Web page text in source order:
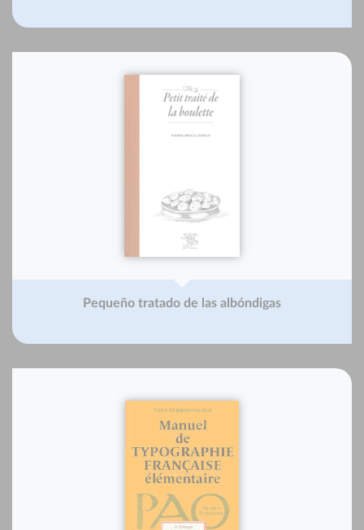
Pequeño tratado de las albóndigas